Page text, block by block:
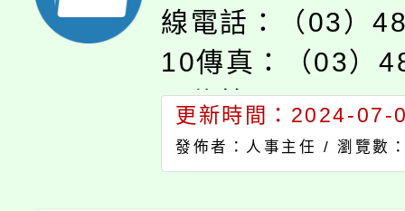
線電話：（03）
10傳真：（03）
子信箱：
pjhs.tyc.edu.tw
市楊梅區文化街
更新時間：2024-07-
發佈者：人事主任 /瀏覽數